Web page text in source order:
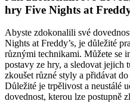
hry Five Nights at
Abyste zdokonalili své
Nights at Freddy’s, je důležité
různými technikami. Můžete se
postavy ze hry, a sledovat jejich
zkoušet různé styly a přidávat
Důležité je trpělivost a neustálé
dovednost, kterou lze postupně